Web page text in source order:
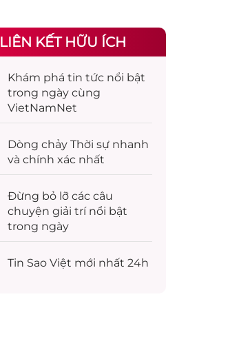
LIÊN KẾT HỮU ÍCH
Khám phá tin tức nổi bật
trong ngày cùng
VietNamNet
Dòng chảy Thời sự nhanh
và chính xác nhất
Đừng bỏ lỡ các câu
chuyện giải trínổi bật
trong ngày
Tin Sao Việt mới nhất 24h